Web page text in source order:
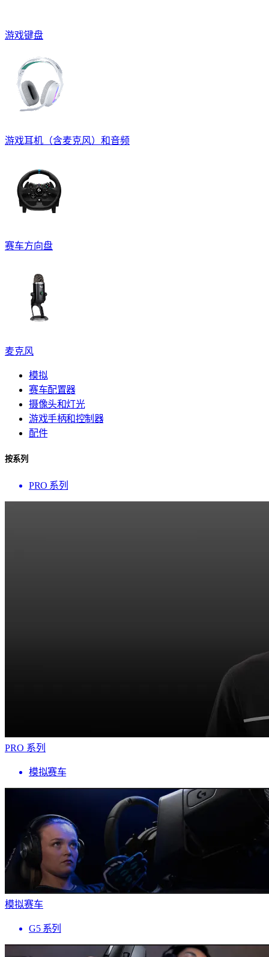
游戏键盘
游戏耳机（含麦克风）和音频
赛车方向盘
麦克风
模拟
赛车配置器
摄像头和灯光
游戏手柄和控制器
配件
按系列
PRO 系列
PRO 系列
模拟赛车
模拟赛车
G5 系列